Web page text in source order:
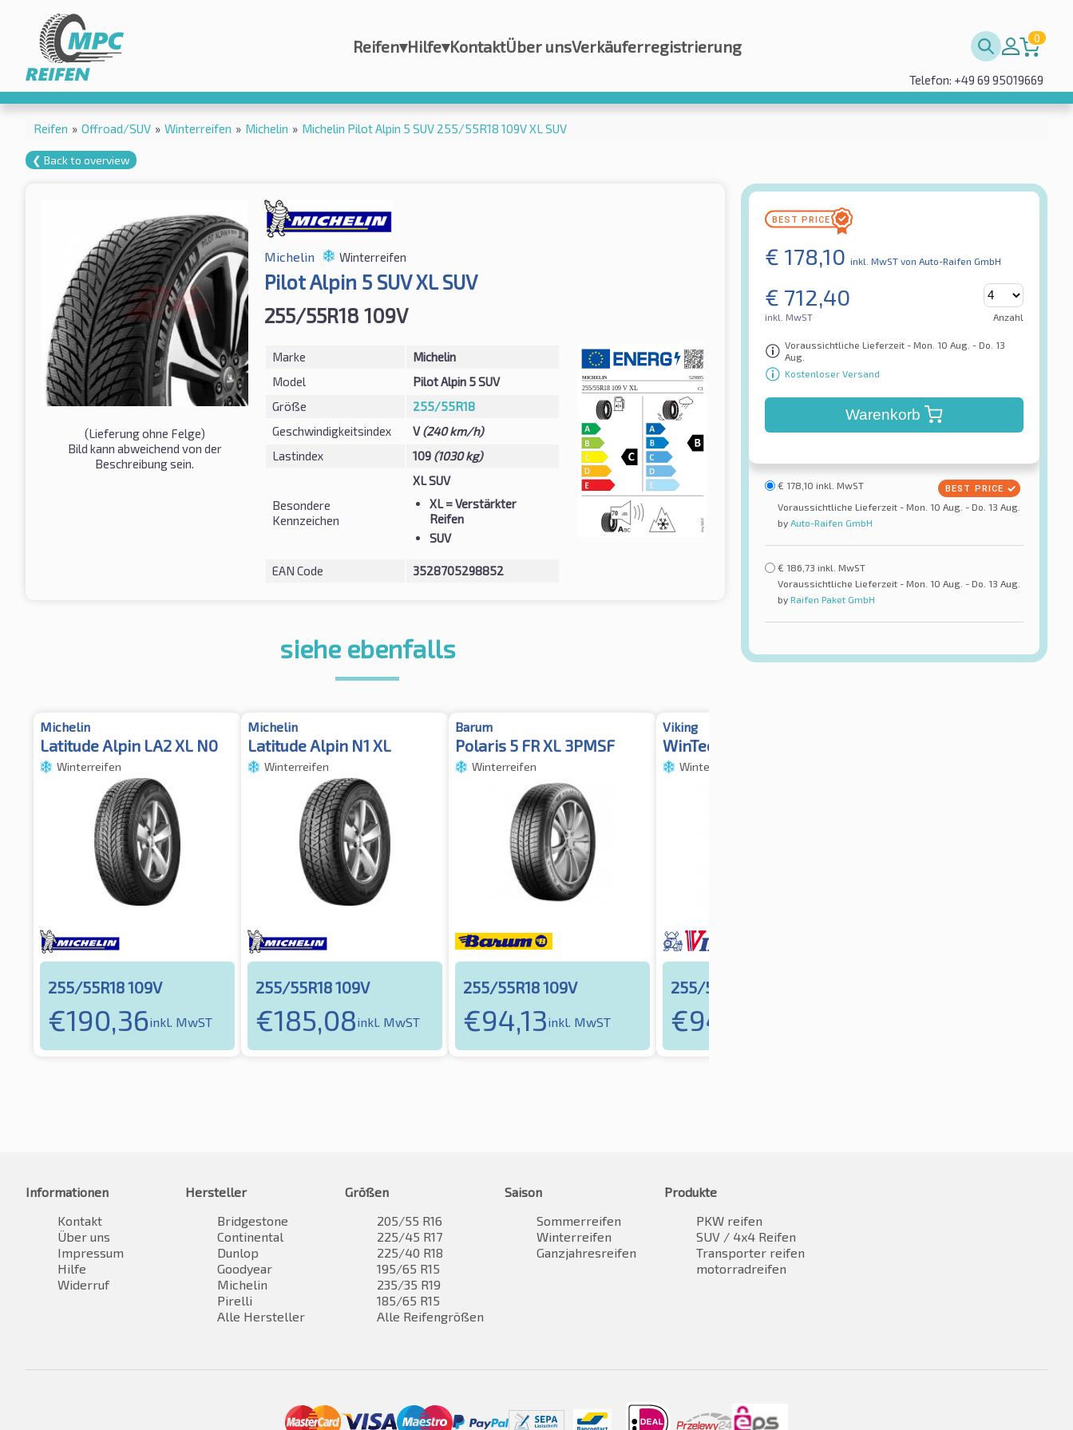
Reifen▾Hilfe▾KontaktÜber unsVerkäuferregistrierung 0
Telefon: +49 69 95019669
Reifen » Offroad/SUV » Winterreifen » Michelin » Michelin Pilot Alpin 5 SUV 255/55R18 109V XL SUV
❮ Back to overview
(Lieferung ohne Felge)
Bild kann abweichend von der
Beschreibung sein.
Michelin Winterreifen
Pilot Alpin 5 SUV XL SUV
255/55R18 109V
Marke
Michelin
Model
Pilot Alpin 5 SUV
Größe
255/55R18
Geschwindigkeitsindex
V(240 km/h)
Lastindex
109 (1030 kg)
Besondere
Kennzeichen
XL SUV
XL= Verstärkter
Reifen
SUV
EAN Code 3528705298852
€ 178,10 inkl. MwST von Auto-Raifen GmbH
€ 712,40
inkl. MwST Anzahl
Voraussichtliche Lieferzeit - Mon. 10 Aug. - Do. 13
Aug.
Kostenloser Versand
Warenkorb
€ 178,10 inkl. MwST
Voraussichtliche Lieferzeit - Mon. 10 Aug. - Do. 13 Aug.
by Auto-Raifen GmbH
€ 186,73 inkl. MwST
Voraussichtliche Lieferzeit - Mon. 10 Aug. - Do. 13 Aug.
by Raifen Paket GmbH
siehe ebenfalls
Michelin
Latitude Alpin LA2 XL N0
Winterreifen
255/55R18 109V
€190,36inkl. MwST
Michelin
Latitude Alpin N1 XL
Winterreifen
255/55R18 109V
€185,08inkl. MwST
Barum
Polaris 5 FR XL 3PMSF
Winterreifen
255/55R18 109V
€94,13inkl. MwST
Viking
WinTech XL 3PMSF FR
Winterreifen
255/55R18 109V
€94,15
Informationen
Kontakt
Über uns
Impressum
Hilfe
Widerruf
Hersteller
Bridgestone
Continental
Dunlop
Goodyear
Michelin
Pirelli
Alle Hersteller
Größen
205/55 R16
225/45 R17
225/40 R18
195/65 R15
235/35 R19
185/65 R15
Alle Reifengrößen
Saison
Sommerreifen
Winterreifen
Ganzjahresreifen
Produkte
PKW reifen
SUV / 4x4 Reifen
Transporter reifen
motorradreifen